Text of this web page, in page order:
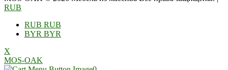
RUB
RUB RUB
BYR BYR
X
MOS-OAK